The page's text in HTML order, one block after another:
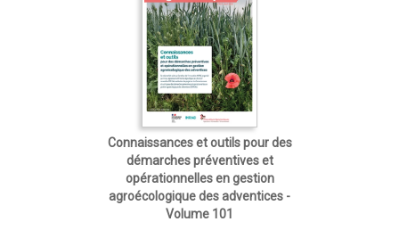
Connaissances et outils pour des
démarches préventives et
opérationnelles en gestion
agroécologique des adventices -
Volume 101